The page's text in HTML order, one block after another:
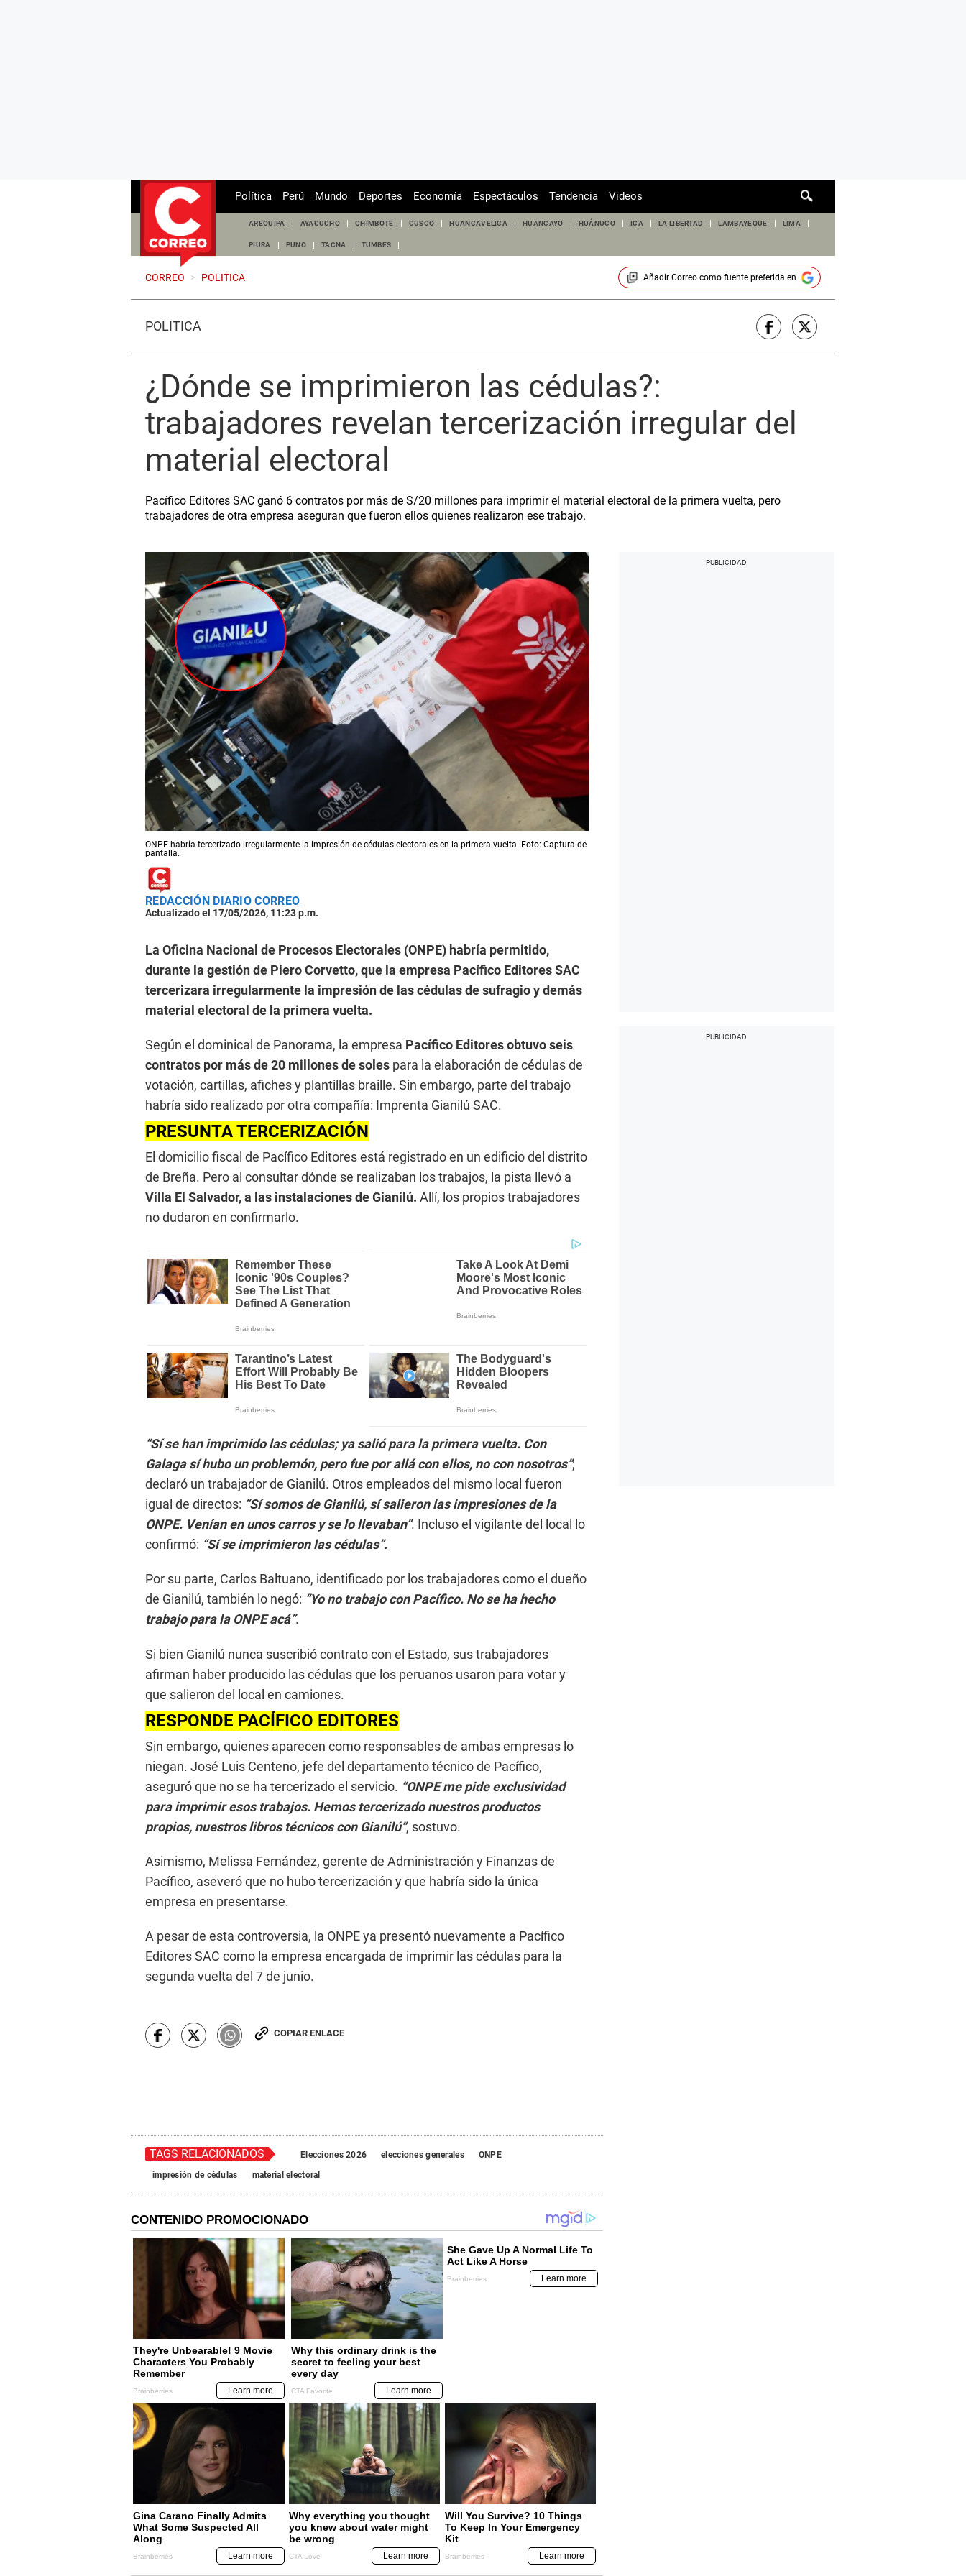
de
Política Perú Mundo Deportes Economía Espectáculos Tendencia Videos
AREQUIPA AYACUCHO CHIMBOTE CUSCO HUANCAVELICA HUANCAYO HUÁNUCO ICA LA LIBERTAD LAMBAYEQUE LIMA
PIURA PUNO TACNA TUMBES
CORREO > POLITICA Añadir Correocomo fuente preferida en
POLÍTICA
¿Dónde se imprimieron las cédulas?:
trabajadores revelan tercerización irregular del
material electoral
Pacífico Editores SAC ganó 6 contratos por más de S/20 millones para imprimir el material electoral de la primera vuelta, pero
trabajadores de otra empresa aseguran que fueron ellos quienes realizaron ese trabajo.
ONPE habría tercerizado irregularmente la impresión de cédulas electorales en la primera vuelta. Foto: Captura de
pantalla.
REDACCIÓN DIARIO CORREO
Actualizado el 17/05/2026, 11:23 p.m.
La Oficina Nacional de Procesos Electorales (ONPE) habría permitido,
durante la gestión de Piero Corvetto, que la empresa Pacífico Editores SAC
tercerizara irregularmente la impresión de las cédulas de sufragio y demás
material electoral de la primera vuelta.
Según el dominical de Panorama, la empresa Pacífico Editores obtuvo seis
contratos por más de 20 millones de soles para la elaboración de cédulas de
votación, cartillas, afiches y plantillas braille. Sin embargo, parte del trabajo
habría sido realizado por otra compañía: Imprenta Gianilú SAC.
PRESUNTA TERCERIZACIÓN
El domicilio fiscal de Pacífico Editores está registrado en un edificio del distrito
de Breña. Pero al consultar dónde se realizaban los trabajos, la pista llevó a
Villa El Salvador, a las instalaciones de Gianilú. Allí, los propios trabajadores
no dudaron en confirmarlo.
“Sí se han imprimido las cédulas; ya salió para la primera vuelta. Con
Galaga sí hubo un problemón, pero fue por allá con ellos, no con nosotros”;
declaró un trabajador de Gianilú. Otros empleados del mismo local fueron
igual de directos: “Sí somos de Gianilú, sí salieron las impresiones de la
ONPE. Venían en unos carros y se lo llevaban”. Incluso el vigilante del local lo
confirmó: “Sí se imprimieron las cédulas”.
Por su parte, Carlos Baltuano, identificado por los trabajadores como el dueño
de Gianilú, también lo negó: “Yo no trabajo con Pacífico. No se ha hecho
trabajo para la ONPE acá”.
Si bien Gianilú nunca suscribió contrato con el Estado, sus trabajadores
afirman haber producido las cédulas que los peruanos usaron para votar y
que salieron del local en camiones.
RESPONDE PACÍFICO EDITORES
Sin embargo, quienes aparecen como responsables de ambas empresas lo
niegan. José Luis Centeno, jefe del departamento técnico de Pacífico,
aseguró que no se ha tercerizado el servicio. “ONPE me pide exclusividad
para imprimir esos trabajos. Hemos tercerizado nuestros productos
propios, nuestros libros técnicos con Gianilú”, sostuvo.
Asimismo, Melissa Fernández, gerente de Administración y Finanzas de
Pacífico, aseveró que no hubo tercerización y que habría sido la única
empresa en presentarse.
A pesar de esta controversia, la ONPE ya presentó nuevamente a Pacífico
Editores SAC como la empresa encargada de imprimir las cédulas para la
segunda vuelta del 7 de junio.
COPIAR ENLACE
TAGS RELACIONADOS Elecciones 2026 elecciones generales
ONPE
impresión de cédulas
material electoral